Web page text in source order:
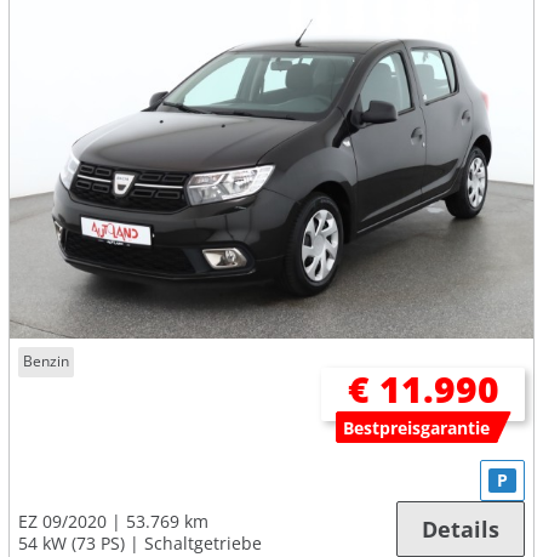
Benzin
€ 11.990
Bestpreisgarantie
EZ 09/2020
53.769 km
54 kW (73 PS)
Schaltgetriebe
P
Details